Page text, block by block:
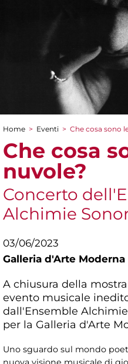
Tu sei qui
Home > Eventi > Che cosa sono
Che cosa
nuvole?
Concerto
Alchimie
03/06/2023
Galleria d'Arte Moderna
A chiusura della mostra
evento musicale
dall'Ensemble
per la Galleria d'Arte
Uno sguardo sul mondo